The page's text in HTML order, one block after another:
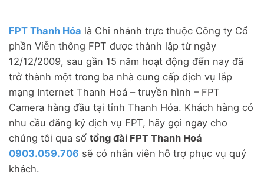
FPT Thanh Hóa là Chi nhánh trực thuộc Công ty Cổ
phần Viễn thông FPT được thành lập từ ngày
12/12/2009, sau gần 15 năm hoạt động đến nay đã
trở thành một trong ba nhà cung cấp dịch vụ lắp
mạng Internet Thanh Hoá – truyền hình – FPT
Camera hàng đầu tại tỉnh Thanh Hóa. Khách hàng có
nhu cầu đăng ký dịch vụ FPT, hãy gọi ngay cho
chúng tôi qua số tổng đài FPT Thanh Hoá
0903.059.706 sẽ có nhân viên hỗ trợ phục vụ quý
khách.